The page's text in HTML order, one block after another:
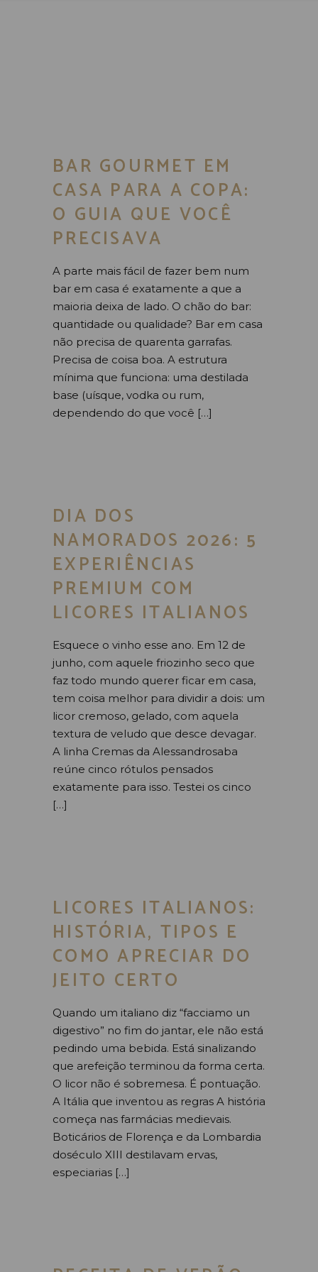
BAR GOURMET EM
CASA PARA A COPA:
O GUIA QUE VOCÊ
PRECISAVA
A parte mais fácil de fazer bem num
bar em casa é exatamente a que a
maioria deixa de lado. O chão do bar:
quantidade ou qualidade? Bar em casa
não precisa de quarenta garrafas.
Precisa de coisa boa. A estrutura
mínima que funciona: uma destilada
base (uísque, vodka ou rum,
dependendo do que você […]
DIA DOS
NAMORADOS 2026: 5
EXPERIÊNCIAS
PREMIUM COM
LICORES ITALIANOS
Esquece o vinho esse ano. Em 12 de
junho, com aquele friozinho seco que
faz todo mundo querer ficar em casa,
tem coisa melhor para dividir a dois: um
licor cremoso, gelado, com aquela
textura de veludo que desce devagar.
A linha Cremas da Alessandrosaba
reúne cinco rótulos pensados
exatamente para isso. Testei os cinco
[…]
LICORES ITALIANOS:
HISTÓRIA, TIPOS E
COMO APRECIAR DO
JEITO CERTO
Quando um italiano diz “facciamo un
digestivo” no fim do jantar, ele não está
pedindo uma bebida. Está sinalizando
que arefeição terminou da forma certa.
O licor não é sobremesa. É pontuação.
A Itália que inventou as regras A história
começa nas farmácias medievais.
Boticários de Florença e da Lombardia
doséculo XIII destilavam ervas,
especiarias […]